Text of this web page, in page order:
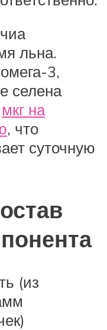
льна.
3,
селена
мкг на
, что
суточную
(из